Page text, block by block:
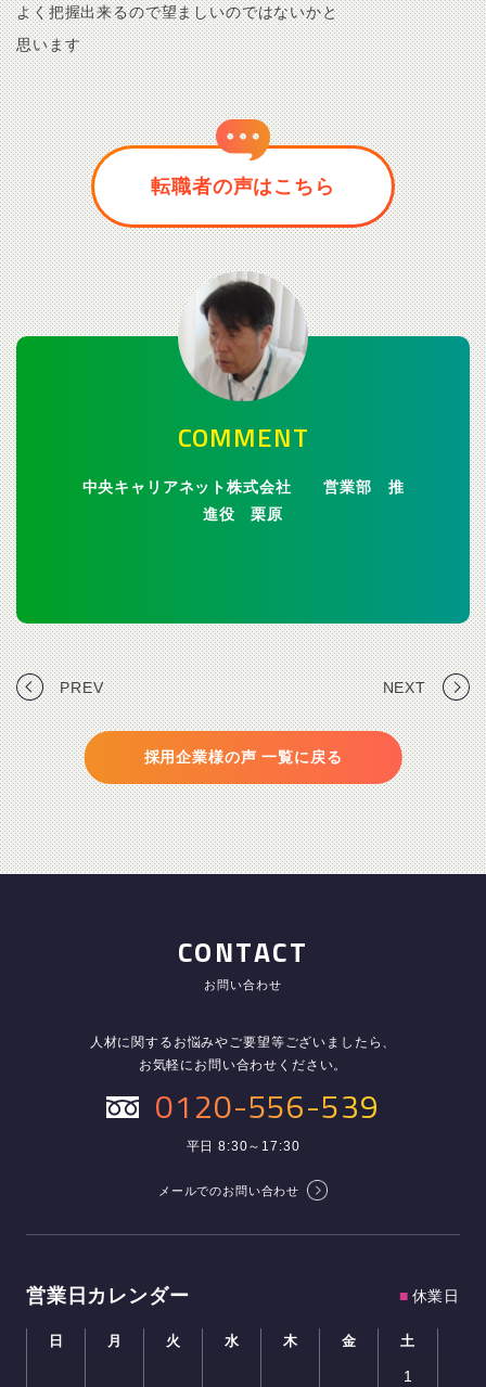
よく把握出来るので望ましいのではないかと
思います
転職者の声はこちら
COMMENT
中央キャリアネット株式会社 営業部 推
進役 栗原
PREV NEXT
採用企業様の声 一覧に戻る
CONTACT
お問い合わせ
人材に関するお悩みやご要望等ございましたら、
お気軽にお問い合わせください。
0120-556-539
平日 8:30～17:30
メールでのお問い合わせ
営業日カレンダー ■ 休業日
日 月 火 水 木 金 土
1